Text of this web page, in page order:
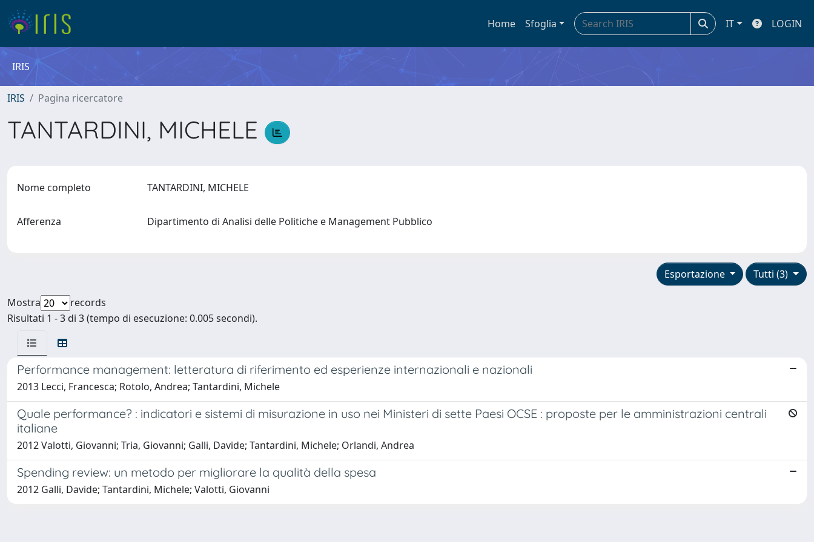
Home Sfoglia IT LOGIN
IRIS
IRIS Pagina ricercatore
TANTARDINI, MICHELE
Nome completo TANTARDINI, MICHELE
Afferenza Dipartimento di Analisi delle Politiche e Management Pubblico
Tutti (3)
Esportazione
Mostra
records
Risultati 1 - 3 di 3 (tempo di esecuzione: 0.005 secondi).
Performance management: letteratura di riferimento ed esperienze internazionali e nazionali
2013 Lecci, Francesca; Rotolo, Andrea; Tantardini, Michele
Quale performance? : indicatori e sistemi di misurazione in uso nei Ministeri di sette Paesi OCSE : proposte per le amministrazioni centrali
italiane
2012 Valotti, Giovanni; Tria, Giovanni; Galli, Davide; Tantardini, Michele; Orlandi, Andrea
Spending review: un metodo per migliorare la qualità della spesa
2012 Galli, Davide; Tantardini, Michele; Valotti, Giovanni